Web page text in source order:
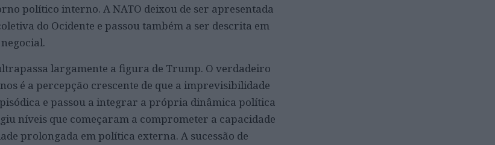
político interno. A NATO deixou de ser apresentada
do Ocidente e passou também a ser descrita em
largamente a figura de Trump. O verdadeiro
é a percepção crescente de que a imprevisibilidade
e passou a integrar a própria dinâmica política
níveis que começaram a comprometer a capacidade
prolongada em política externa. A sucessão de